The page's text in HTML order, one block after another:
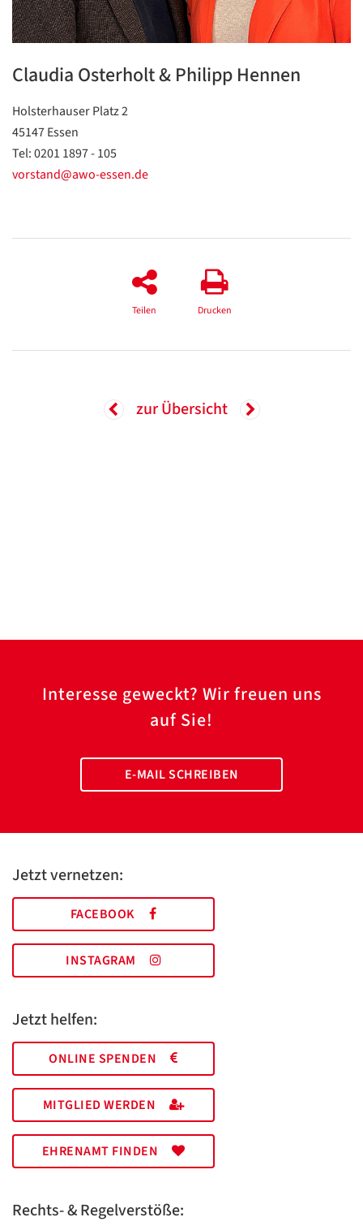
Claudia Osterholt & Philipp Hennen
Holsterhauser Platz 2
45147 Essen
Tel: 0201 1897 - 105
vorstand@awo-essen.de
Teilen Drucken
zur Übersicht
Interesse geweckt? Wir freuen uns
auf Sie!
E-MAIL SCHREIBEN
Jetzt vernetzen:
FACEBOOK
INSTAGRAM
Jetzt helfen:
ONLINE SPENDEN
MITGLIED WERDEN
EHRENAMT FINDEN
Rechts- & Regelverstöße:
Datenschutzerklärung
Übersetzen
/
Translate